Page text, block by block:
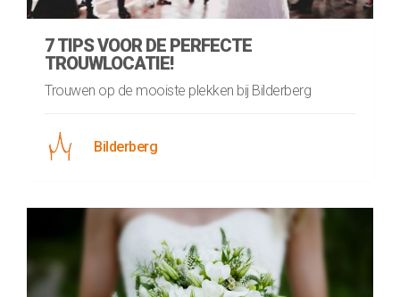
7 TIPS VOOR DE PERFECTE
TROUWLOCATIE!
Trouwen op de mooiste plekken bij Bilderberg
Bilderberg